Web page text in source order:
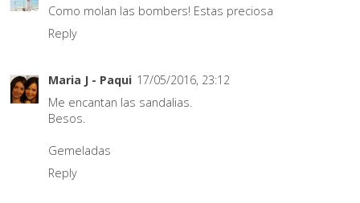
Como molan las bombers! Estas preciosa
Reply
Maria J - Paqui 17/05/2016, 23:12
Me encantan las sandalias.
Besos.
Gemeladas
Reply